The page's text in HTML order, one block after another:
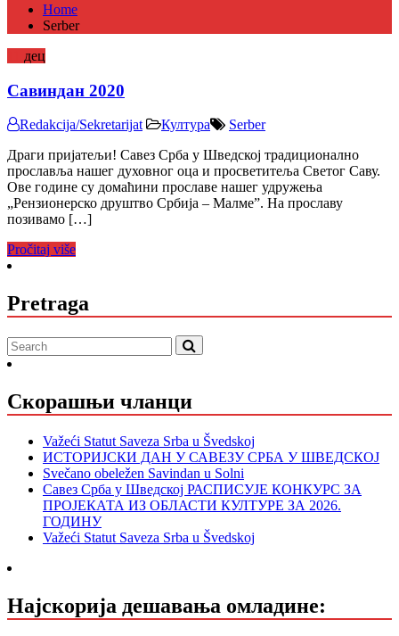
Home
Serber
дец
Савиндан 2020
Redakcija/Sekretarijat Култура
Serber
Драги пријатељи! Савез Срба у Шведској традиционално
прославља нашег духовног оца и просветитеља Светог Саву.
Ове године су домаћини прославе нашег удружења
„Peнзионерско друштво Србија – Малме”. На прославу
позивамо […]
Pročitaj više
Pretraga
Скорашњи чланци
Važeći Statut Saveza Srba u Švedskoj
ИСТОРИЈСКИ ДАН У САВЕЗУ СРБА У ШВЕДСКОЈ
Svečano obeležen Savindan u Solni
Савез Срба у Шведској РАСПИСУЈЕ КОНКУРС ЗА
ПРОЈЕКАТА ИЗ ОБЛАСТИ КУЛТУРЕ ЗА 2026.
ГОДИНУ
Važeći Statut Saveza Srba u Švedskoj
Најскорија дешавања омладине: